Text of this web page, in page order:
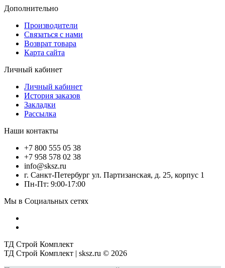
Дополнительно
Производители
Связаться с нами
Возврат товара
Карта сайта
Личный кабинет
Личный кабинет
История заказов
Закладки
Рассылка
Наши контакты
+7 800 555 05 38
+7 958 578 02 38
info@sksz.ru
г. Санкт-Петербург ул. Партизанская, д. 25, корпус 1
Пн-Пт: 9:00-17:00
Мы в Социальных сетях
ТД Строй Комплект
ТД Строй Комплект | sksz.ru © 2026